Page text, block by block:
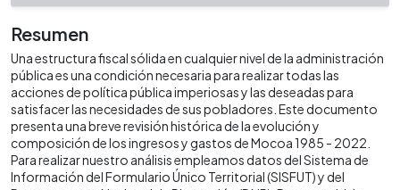
Resumen
Una estructura fiscal sólida en cualquier nivel de la administración
pública es una condición necesaria para realizar todas las
acciones de política pública imperiosas y las deseadas para
satisfacer las necesidades de sus pobladores. Este documento
presenta una breve revisión histórica de la evolución y
composición de los ingresos y gastos de Mocoa 1985 - 2022.
Para realizar nuestro análisis empleamos datos del Sistema de
Información del Formulario Único Territorial (SISFUT) y del